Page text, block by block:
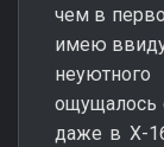
чем в
имею
ощущалось
даже в X-